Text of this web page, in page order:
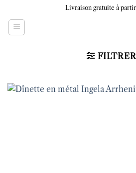
content
Livraison gratuite à
FILTRER